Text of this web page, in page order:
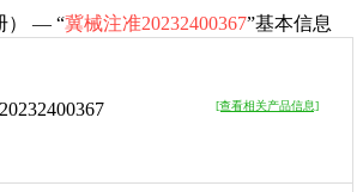
） — “冀械注准20232400367”基本信息
[查看相关产品信息]